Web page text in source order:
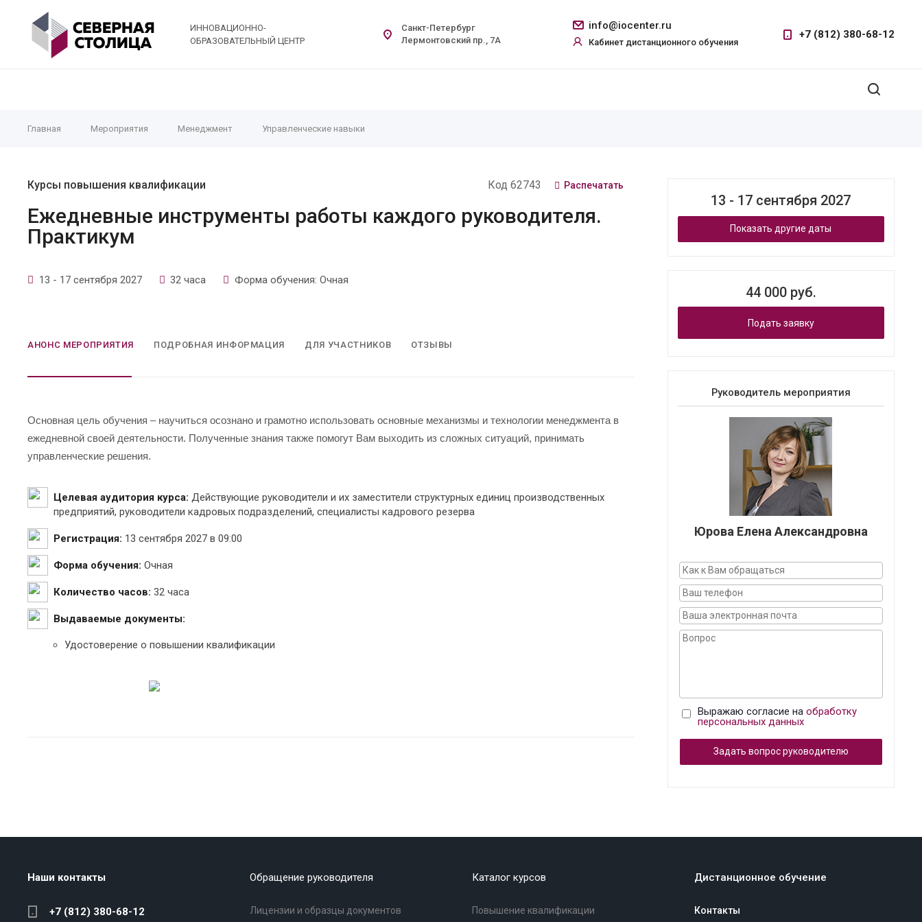
ИННОВАЦИОННО-
ОБРАЗОВАТЕЛЬНЫЙ ЦЕНТР
info@iocenter.ru
Кабинет дистанционного обучения
+7 (812) 380-68-12
Санкт-Петербург
Лермонтовский пр., 7А
Главная Мероприятия Менеджмент Управленческие навыки
Курсы повышения квалификации Код 62743 Распечатать
Ежедневные инструменты работы каждого руководителя.
Практикум
13 - 17 сентября 2027 32 часа Форма обучения: Очная
АНОНС МЕРОПРИЯТИЯ ПОДРОБНАЯ ИНФОРМАЦИЯ ДЛЯ УЧАСТНИКОВ ОТЗЫВЫ
Основная цель обучения – научиться осознано и грамотно использовать основные механизмы и технологии менеджмента в
ежедневной своей деятельности. Полученные знания также помогут Вам выходить из сложных ситуаций, принимать
управленческие решения.
Целевая аудитория курса: Действующие руководители и их заместители структурных единиц производственных
предприятий, руководители кадровых подразделений, специалисты кадрового резерва
Регистрация: 13 сентября 2027 в 09:00
Форма обучения: Очная
Количество часов: 32 часа
Выдаваемые документы:
Удостоверение о повышении квалификации
13 - 17 сентября 2027
Показать другие даты
44 000 руб.
Подать заявку
Руководитель мероприятия
Юрова Елена Александровна
Выражаю согласие на обработку
персональных данных
Задать вопрос руководителю
Наши контакты
+7 (812) 380-68-12
Обращение руководителя
Лицензии и образцы документов
Каталог курсов
Повышение квалификации
Дистанционное обучение
Контакты